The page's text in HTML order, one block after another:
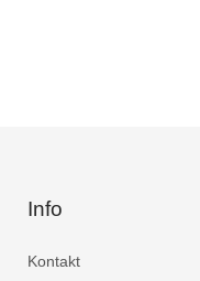
Info
Kontakt